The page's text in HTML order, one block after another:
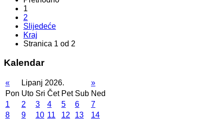
1
2
Slijedeće
Kraj
Stranica 1 od 2
Kalendar
« Lipanj 2026.
»
Pon Uto Sri Čet Pet Sub Ned
1
2 3 4 5 6
7
8
9 10 11 12 13
14